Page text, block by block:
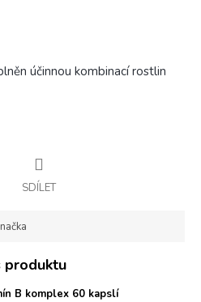
účinnou kombinací rostlin
SDÍLET
produktu
B komplex 60 kapslí